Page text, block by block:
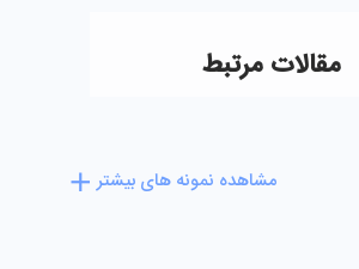
مقالات مرتبط
مشاهده نمونه های بیشتر